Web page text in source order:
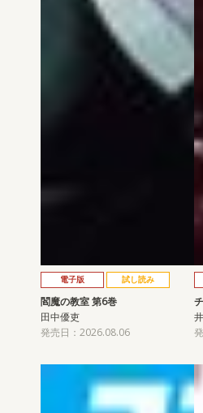
電子版 試し読み
閻魔の教室 第6巻
田中優吏
発売日：2026.08.06